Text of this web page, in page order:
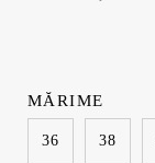
36 38
MĂRIME